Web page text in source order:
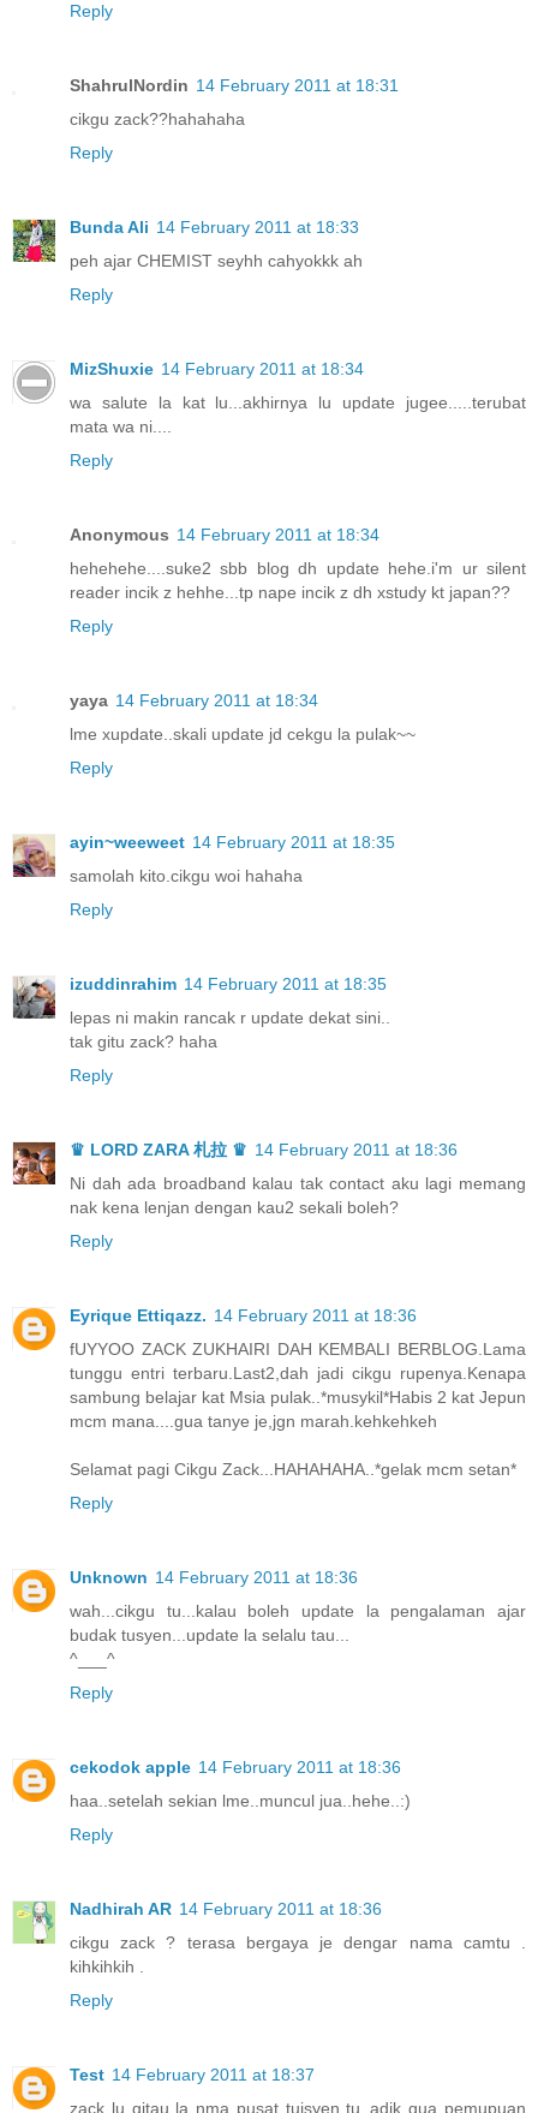
Reply
ShahrulNordin 14 February 2011 at 18:31
cikgu zack??hahahaha
Reply
Bunda Ali 14 February 2011 at 18:33
peh ajar CHEMIST seyhh cahyokkk ah
Reply
MizShuxie 14 February 2011 at 18:34
wa salute la kat lu...akhirnya lu update jugee.....terubat
mata wa ni....
Reply
Anonymous 14 February 2011 at 18:34
hehehehe....suke2 sbb blog dh update hehe.i'm ur silent
reader incik z hehhe...tp nape incik z dh xstudy kt japan??
Reply
yaya 14 February 2011 at 18:34
lme xupdate..skali update jd cekgu la pulak~~
Reply
ayin~weeweet 14 February 2011 at 18:35
samolah kito.cikgu woi hahaha
Reply
izuddinrahim 14 February 2011 at 18:35
lepas ni makin rancak r update dekat sini..
tak gitu zack? haha
Reply
♛ LORD ZARA 札拉 ♛ 14 February 2011 at 18:36
Ni dah ada broadband kalau tak contact aku lagi memang
nak kena lenjan dengan kau2 sekali boleh?
Reply
Eyrique Ettiqazz. 14 February 2011 at 18:36
fUYYOO ZACK ZUKHAIRI DAH KEMBALI BERBLOG.Lama
tunggu entri terbaru.Last2,dah jadi cikgu rupenya.Kenapa
sambung belajar kat Msia pulak..*musykil*Habis 2 kat Jepun
mcm mana....gua tanye je,jgn marah.kehkehkeh
Selamat pagi Cikgu Zack...HAHAHAHA..*gelak mcm setan*
Reply
Unknown 14 February 2011 at 18:36
wah...cikgu tu...kalau boleh update la pengalaman ajar
budak tusyen...update la selalu tau...
^___^
Reply
cekodok apple 14 February 2011 at 18:36
haa..setelah sekian lme..muncul jua..hehe..:)
Reply
Nadhirah AR 14 February 2011 at 18:36
cikgu zack ? terasa bergaya je dengar nama camtu .
kihkihkih .
Reply
Test 14 February 2011 at 18:37
zack lu gitau la nma pusat tuisyen tu..adik gua pemupuan